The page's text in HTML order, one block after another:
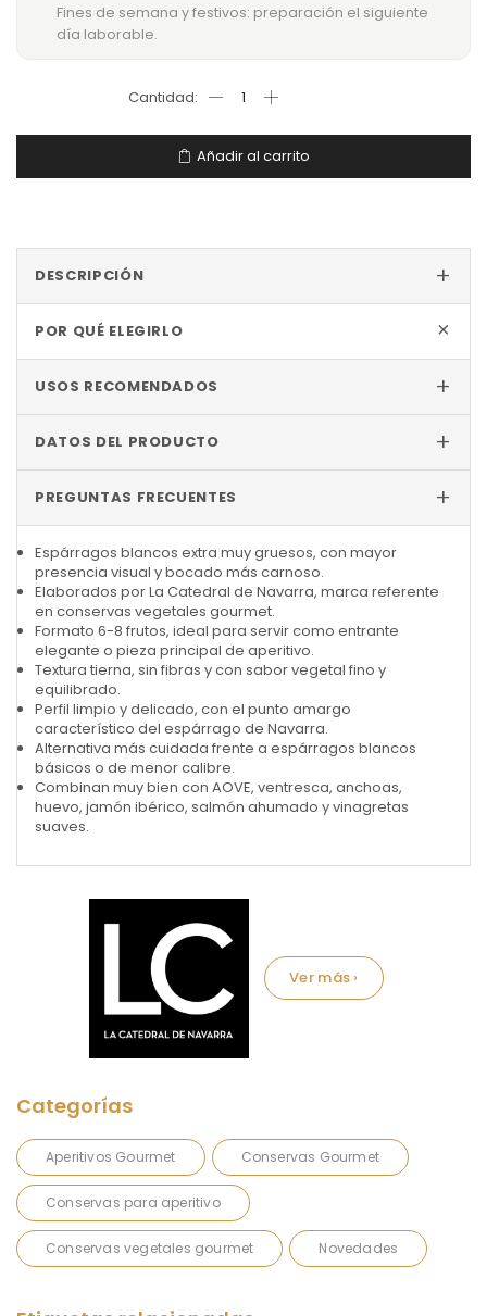
Fines de semana y festivos: preparación el siguiente
día laborable.
Añadir al carrito
DESCRIPCIÓN +
POR QUÉ ELEGIRLO +
Espárragos blancos extra muy gruesos, con mayor
presencia visual y bocado más carnoso.
Elaborados por La Catedral de Navarra, marca referente
en conservas vegetales gourmet.
Formato 6-8 frutos, ideal para servir como entrante
elegante o pieza principal de aperitivo.
Textura tierna, sin fibras y con sabor vegetal fino y
equilibrado.
Perfil limpio y delicado, con el punto amargo
característico del espárrago de Navarra.
Alternativa más cuidada frente a espárragos blancos
básicos o de menor calibre.
Combinan muy bien con AOVE, ventresca, anchoas,
huevo, jamón ibérico, salmón ahumado y vinagretas
suaves.
USOS RECOMENDADOS +
DATOS DEL PRODUCTO +
PREGUNTAS FRECUENTES +
Aperitivos Gourmet Conservas Gourmet
Conservas para aperitivo
Conservas vegetales gourmet Novedades